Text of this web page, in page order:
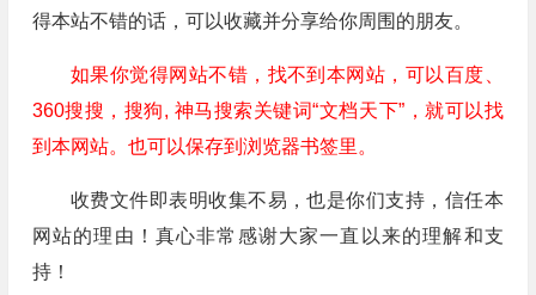
得本站不错的话，可以收藏并分享给你周围的朋友。
如果你觉得网站不错，找不到本网站，可以百度、
360搜搜，搜狗, 神马搜索关键词“文档天下”，就可以找
到本网站。也可以保存到浏览器书签里。
收费文件即表明收集不易，也是你们支持，信任本
网站的理由！真心非常感谢大家一直以来的理解和支
持！